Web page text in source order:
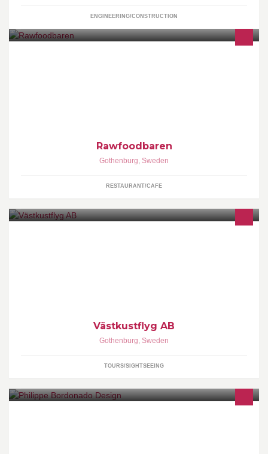
ENGINEERING/CONSTRUCTION
Rawfoodbaren
Gothenburg, Sweden
RESTAURANT/CAFE
Västkustflyg AB
Gothenburg, Sweden
TOURS/SIGHTSEEING